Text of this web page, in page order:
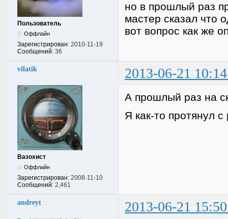
Пользователь
Оффлайн
Зарегистрирован: 2010-11-19
Сообщений: 36
но в прошлый раз
мастер сказал что
вот вопрос как же
vilatik 2013-06-21
Вазохист
Оффлайн
Зарегистрирован: 2008-11-10
Сообщений: 2,461
А прошлый раз на
Я как-то протянул
andreyt 2013-06-21